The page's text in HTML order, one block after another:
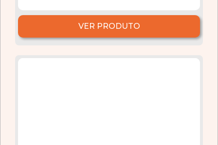
VER PRODUTO